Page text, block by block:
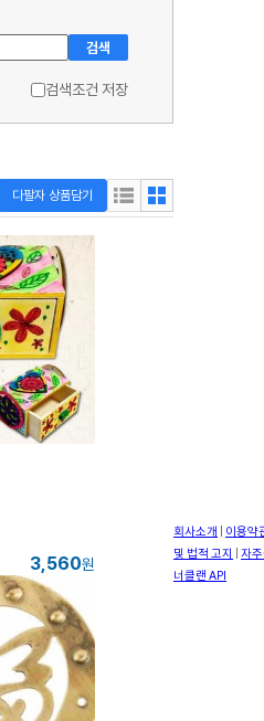
검색
검색조건 저장
3,560원